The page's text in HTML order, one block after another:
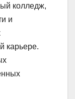
колледж,
и
карьере.